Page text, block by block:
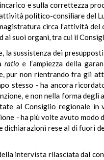
e sulla correttezza
politico-consiliare del
circa l’attività
ai suoi organi, tra cui il
sussistenza dei
ratio e l’ampiezza della
pur non rientrando fra gli
stesso - ha ancora
e non nella forma
al Consiglio regionale
- ha più volte avuto
rese al di fuori
intervista rilasciata dal